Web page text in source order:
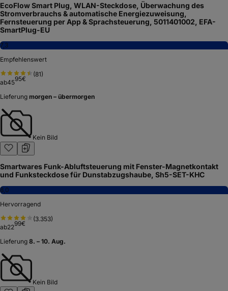
EcoFlow Smart Plug, WLAN-Steckdose, Überwachung des
Stromverbrauchs & automatische Energiezuweisung,
Fernsteuerung per App & Sprachsteuerung, 5011401002, EFA-
SmartPlug-EU
7,3
Empfehlenswert
(81)
ab4595€
Lieferung morgen – übermorgen
Kein Bild
Smartwares Funk-Abluftsteuerung mit Fenster-Magnetkontakt
und Funksteckdose für Dunstabzugshaube, Sh5-SET-KHC
8,0
Hervorragend
(3.353)
ab2299€
Lieferung 8. – 10. Aug.
Kein Bild